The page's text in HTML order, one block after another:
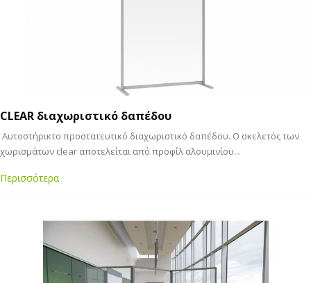
CLEAR διαχωριστικό δαπέδου
Αυτοστήρικτο προστατευτικό διαχωριστικό δαπέδου. Ο σκελετός των
χωρισμάτων clear αποτελείται από προφίλ αλουμινίου...
Περισσότερα